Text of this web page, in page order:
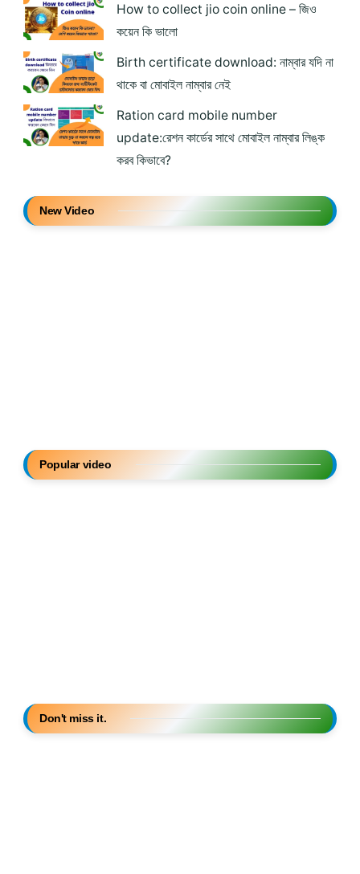
How to collect jio coin online – জিও
কয়েন কি ভালো
Birth certificate download: নাম্বার যদি না
থাকে বা মোবাইল নাম্বার নেই
Ration card mobile number
update:রেশন কার্ডের সাথে মোবাইল নাম্বার লিঙ্ক
করব কিভাবে?
New Video
Popular video
Don't miss it.